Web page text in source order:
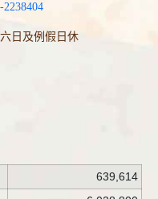
2238404
六日及例假日休
639,614